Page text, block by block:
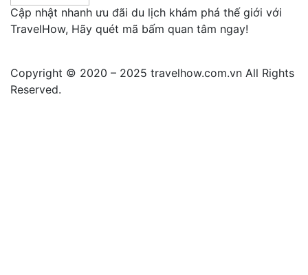
Cập nhật nhanh ưu đãi du lịch khám phá thế giới với
TravelHow, Hãy quét mã bấm quan tâm ngay!
Copyright © 2020 – 2025 travelhow.com.vn All Rights
Reserved.